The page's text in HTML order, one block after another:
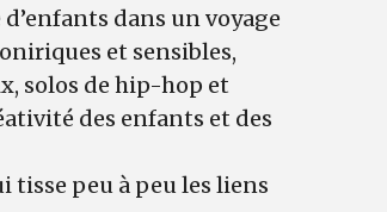
dans un voyage
et sensibles,
solos de hip-hop et
des enfants et des
tisse peu à peu les liens